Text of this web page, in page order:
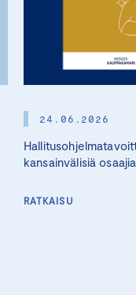
24.06.2026
kansainvälisiä osaajia
RATKAISU